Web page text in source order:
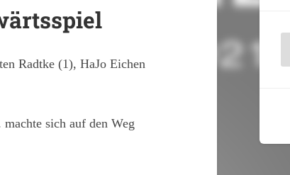
Radtke (1), HaJo Eichen
sich auf den Weg